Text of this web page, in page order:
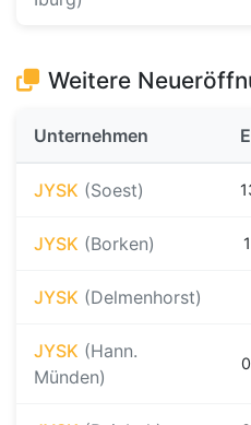
Weitere
Unternehmen
JYSK (Soest)
JYSK (Borken)
JYSK (Delmenhorst)
JYSK (Hann.
Münden)